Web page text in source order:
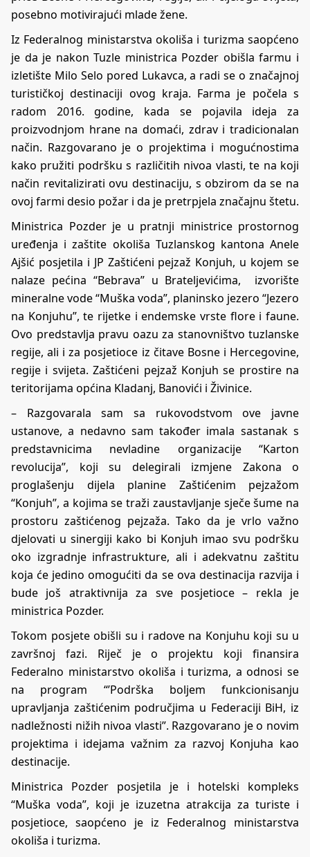
posebno motivirajući mlade žene.
Iz Federalnog ministarstva okoliša i turizma saopćeno
je da je nakon Tuzle ministrica Pozder obišla farmu i
izletište Milo Selo pored Lukavca, a radi se o značajnoj
turističkoj destinaciji ovog kraja. Farma je počela s
radom 2016. godine, kada se pojavila ideja za
proizvodnjom hrane na domaći, zdrav i tradicionalan
način. Razgovarano je o projektima i mogućnostima
kako pružiti podršku s različitih nivoa vlasti, te na koji
način revitalizirati ovu destinaciju, s obzirom da se na
ovoj farmi desio požar i da je pretrpjela značajnu štetu.
Ministrica Pozder je u pratnji ministrice prostornog
uređenja i zaštite okoliša Tuzlanskog kantona Anele
Ajšić posjetila i JP Zaštićeni pejzaž Konjuh, u kojem se
nalaze pećina “Bebrava” u Brateljevićima, izvorište
mineralne vode “Muška voda”, planinsko jezero “Jezero
na Konjuhu”, te rijetke i endemske vrste flore i faune.
Ovo predstavlja pravu oazu za stanovništvo tuzlanske
regije, ali i za posjetioce iz čitave Bosne i Hercegovine,
regije i svijeta. Zaštićeni pejzaž Konjuh se prostire na
teritorijama općina Kladanj, Banovići i Živinice.
– Razgovarala sam sa rukovodstvom ove javne
ustanove, a nedavno sam također imala sastanak s
predstavnicima nevladine organizacije “Karton
revolucija”, koji su delegirali izmjene Zakona o
proglašenju dijela planine Zaštićenim pejzažom
“Konjuh”, a kojima se traži zaustavljanje sječe šume na
prostoru zaštićenog pejzaža. Tako da je vrlo važno
djelovati u sinergiji kako bi Konjuh imao svu podršku
oko izgradnje infrastrukture, ali i adekvatnu zaštitu
koja će jedino omogućiti da se ova destinacija razvija i
bude još atraktivnija za sve posjetioce – rekla je
ministrica Pozder.
Tokom posjete obišli su i radove na Konjuhu koji su u
završnoj fazi. Riječ je o projektu koji finansira
Federalno ministarstvo okoliša i turizma, a odnosi se
na program “’Podrška boljem funkcionisanju
upravljanja zaštićenim područjima u Federaciji BiH, iz
nadležnosti nižih nivoa vlasti”. Razgovarano je o novim
projektima i idejama važnim za razvoj Konjuha kao
destinacije.
Ministrica Pozder posjetila je i hotelski kompleks
“Muška voda”, koji je izuzetna atrakcija za turiste i
posjetioce, saopćeno je iz Federalnog ministarstva
okoliša i turizma.